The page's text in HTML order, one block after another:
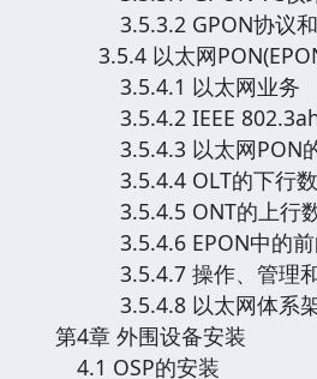
3.5.3.2 GPON协议和
3.5.4 以太网
3.5.4.1 以太网业务
3.5.4.2 IEEE
3.5.4.3 以太网PON
3.5.4.4 OLT的下行数
3.5.4.5 ONT的上行
3.5.4.6 EPON中的前
3.5.4.7 操作、管理和
3.5.4.8 以太网体系
第4章 外围设备安装
4.1 OSP的安装